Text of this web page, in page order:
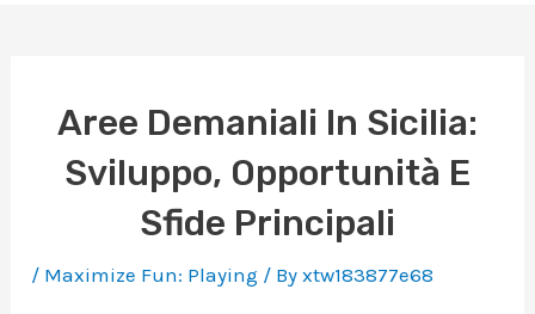
Aree Demaniali In Sicilia:
Sviluppo, Opportunità E
Sfide Principali
/ Maximize Fun: Playing / Byxtw183877e68